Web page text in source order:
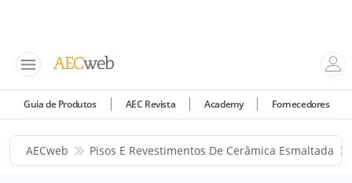
Guia de Produtos AEC Revista Academy Fornecedores
AECweb Pisos E Revestimentos De Cerâmica Esmaltada